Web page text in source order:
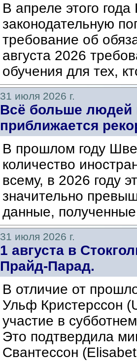
В апреле этого
законодательную
требование об
августа 2026
обучения для тех,
31 июля 2026 г.
Всё больше
приближается
В прошлом году
количество
всему, в 2026 году
значительно
данные,
31 июля 2026 г.
1 августа в
Прайд-Парад.
В отличие от
Ульф Кристерссон
участие в
Это подтвердила
Свантессон